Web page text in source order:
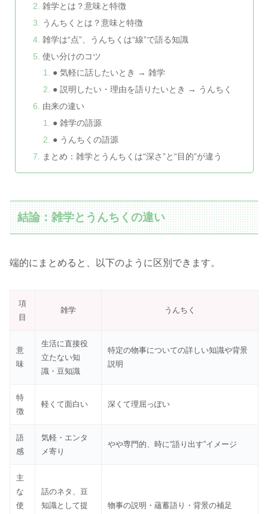
雑学とは？意味と特徴
うんちくとは？意味と特徴
雑学は“点”、うんちくは“線”で語る知識
使い分けのコツ
● 気軽に話したいとき → 雑学
● 説明したい・理由を語りたいとき → うんちく
由来の違い
● 雑学の語源
● うんちくの語源
まとめ：雑学とうんちくは“深さ”と“目的”が違う
結論：雑学とうんちくの違い
端的にまとめると、以下のように区別できます。
項
目
雑学 うんちく
意
味
生活に直接役
立たない知
識・豆知識
特定の物事についての詳しい知識や背景
説明
特
徴
軽くて面白い 深くて理屈っぽい
語
感
気軽・エンタ
メ寄り
やや専門的、時に“語り出す”イメージ
主
な
使
話のネタ、豆
知識として提
物事の説明・蘊蓄語り・背景の補足